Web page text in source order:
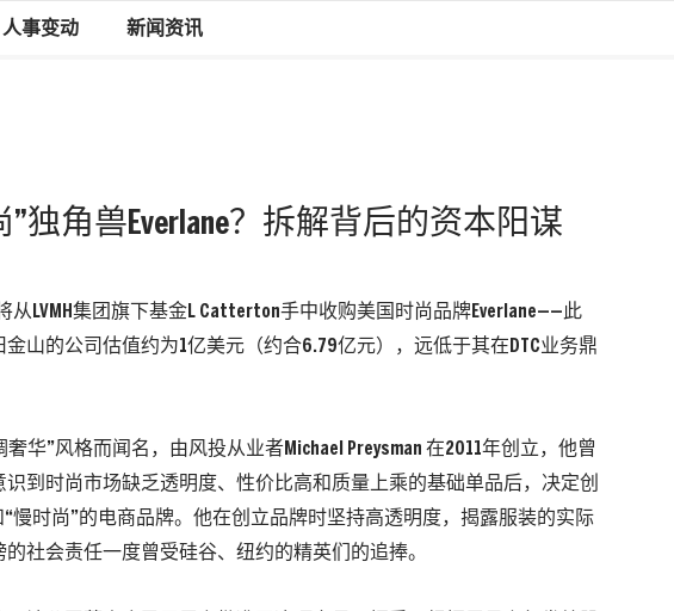
人事变动 新闻资讯
”独角兽Everlane？拆解背后的资本阳谋
从LVMH集团旗下基金L Catterton手中收购美国时尚品牌Everlane——此
山的公司估值约为1亿美元（约合6.79亿元） ，远低于其在 DTC业务鼎
华”风格而闻名，由风投从业者Michael Preysman 在2011年创立，他曾
到时尚市场缺乏透明度、性价比高和质量上乘的基础单品后，决定创
“慢时尚”的电商品牌。他在创立品牌时坚持高透明度，揭露服装的实际
社会责任一度曾受硅谷、纽约的精英们的追捧。